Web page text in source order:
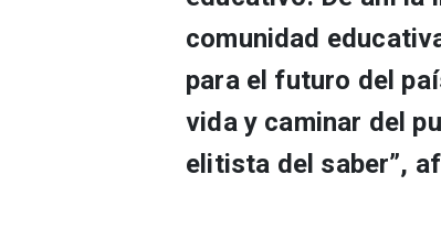
comunidad
para el futuro del
vida y caminar del
elitista del saber”,